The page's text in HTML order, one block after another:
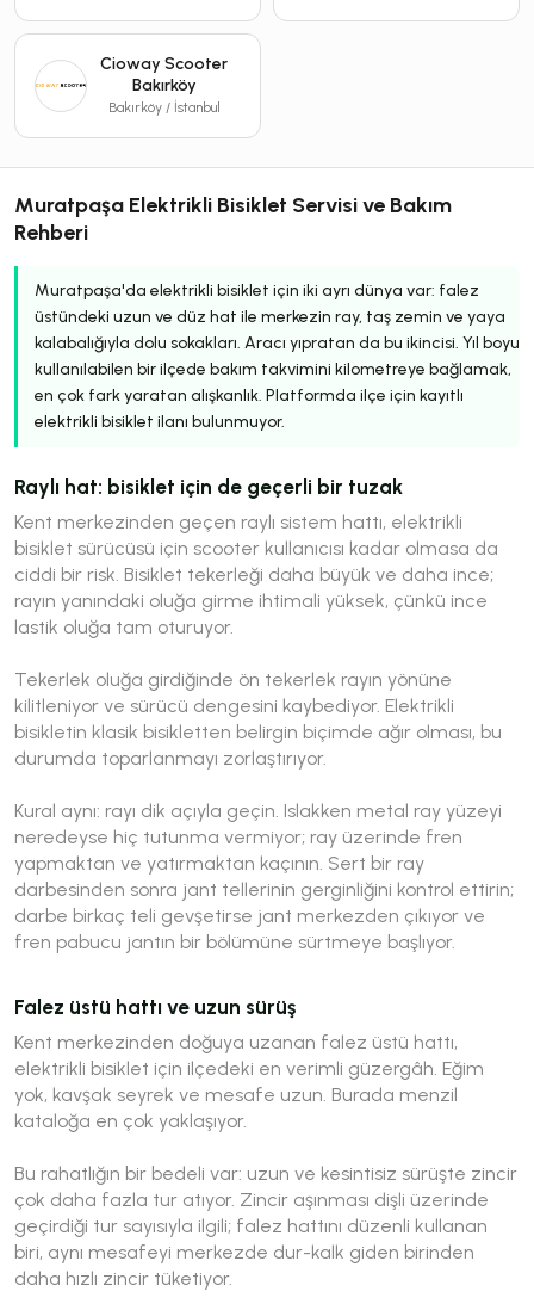
Cioway Scooter
Bakırköy
Bakırköy / İstanbul
Muratpaşa Elektrikli Bisiklet Servisi ve Bakım
Rehberi
Muratpaşa'da elektrikli bisiklet için iki ayrı dünya var: falez
üstündeki uzun ve düz hat ile merkezin ray, taş zemin ve yaya
kalabalığıyla dolu sokakları. Aracı yıpratan da bu ikincisi. Yıl boyu
kullanılabilen bir ilçede bakım takvimini kilometreye bağlamak,
en çok fark yaratan alışkanlık. Platformda ilçe için kayıtlı
elektrikli bisiklet ilanı bulunmuyor.
Raylı hat: bisiklet için de geçerli bir tuzak
Kent merkezinden geçen raylı sistem hattı, elektrikli
bisiklet sürücüsü için scooter kullanıcısı kadar olmasa da
ciddi bir risk. Bisiklet tekerleği daha büyük ve daha ince;
rayın yanındaki oluğa girme ihtimali yüksek, çünkü ince
lastik oluğa tam oturuyor.
Tekerlek oluğa girdiğinde ön tekerlek rayın yönüne
kilitleniyor ve sürücü dengesini kaybediyor. Elektrikli
bisikletin klasik bisikletten belirgin biçimde ağır olması, bu
durumda toparlanmayı zorlaştırıyor.
Kural aynı: rayı dik açıyla geçin. Islakken metal ray yüzeyi
neredeyse hiç tutunma vermiyor; ray üzerinde fren
yapmaktan ve yatırmaktan kaçının. Sert bir ray
darbesinden sonra jant tellerinin gerginliğini kontrol ettirin;
darbe birkaç teli gevşetirse jant merkezden çıkıyor ve
fren pabucu jantın bir bölümüne sürtmeye başlıyor.
Falez üstü hattı ve uzun sürüş
Kent merkezinden doğuya uzanan falez üstü hattı,
elektrikli bisiklet için ilçedeki en verimli güzergâh. Eğim
yok, kavşak seyrek ve mesafe uzun. Burada menzil
kataloğa en çok yaklaşıyor.
Bu rahatlığın bir bedeli var: uzun ve kesintisiz sürüşte zincir
çok daha fazla tur atıyor. Zincir aşınması dişli üzerinde
geçirdiği tur sayısıyla ilgili; falez hattını düzenli kullanan
biri, aynı mesafeyi merkezde dur-kalk giden birinden
daha hızlı zincir tüketiyor.